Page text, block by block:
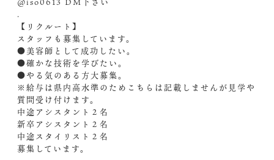
.
【リクルート】
スタッフも募集しています。
●美容師として成功したい。
●確かな技術を学びたい。
●やる気のある方大募集。
※給与は県内高水準のためこちらは記載しませんが見学や
質問受け付けます。
中途アシスタント２名
新卒アシスタント２名
中途スタイリスト２名
募集しています。